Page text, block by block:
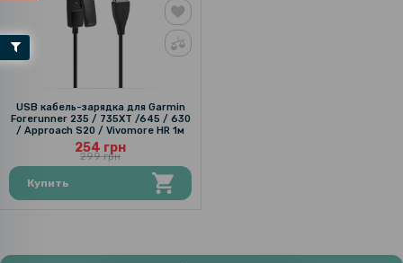
USB кабель-зарядка для Garmin
Forerunner 235 / 735XT /645 / 630
/ Approach S20 / Vivomore HR 1м
254 грн
299 грн
Купить